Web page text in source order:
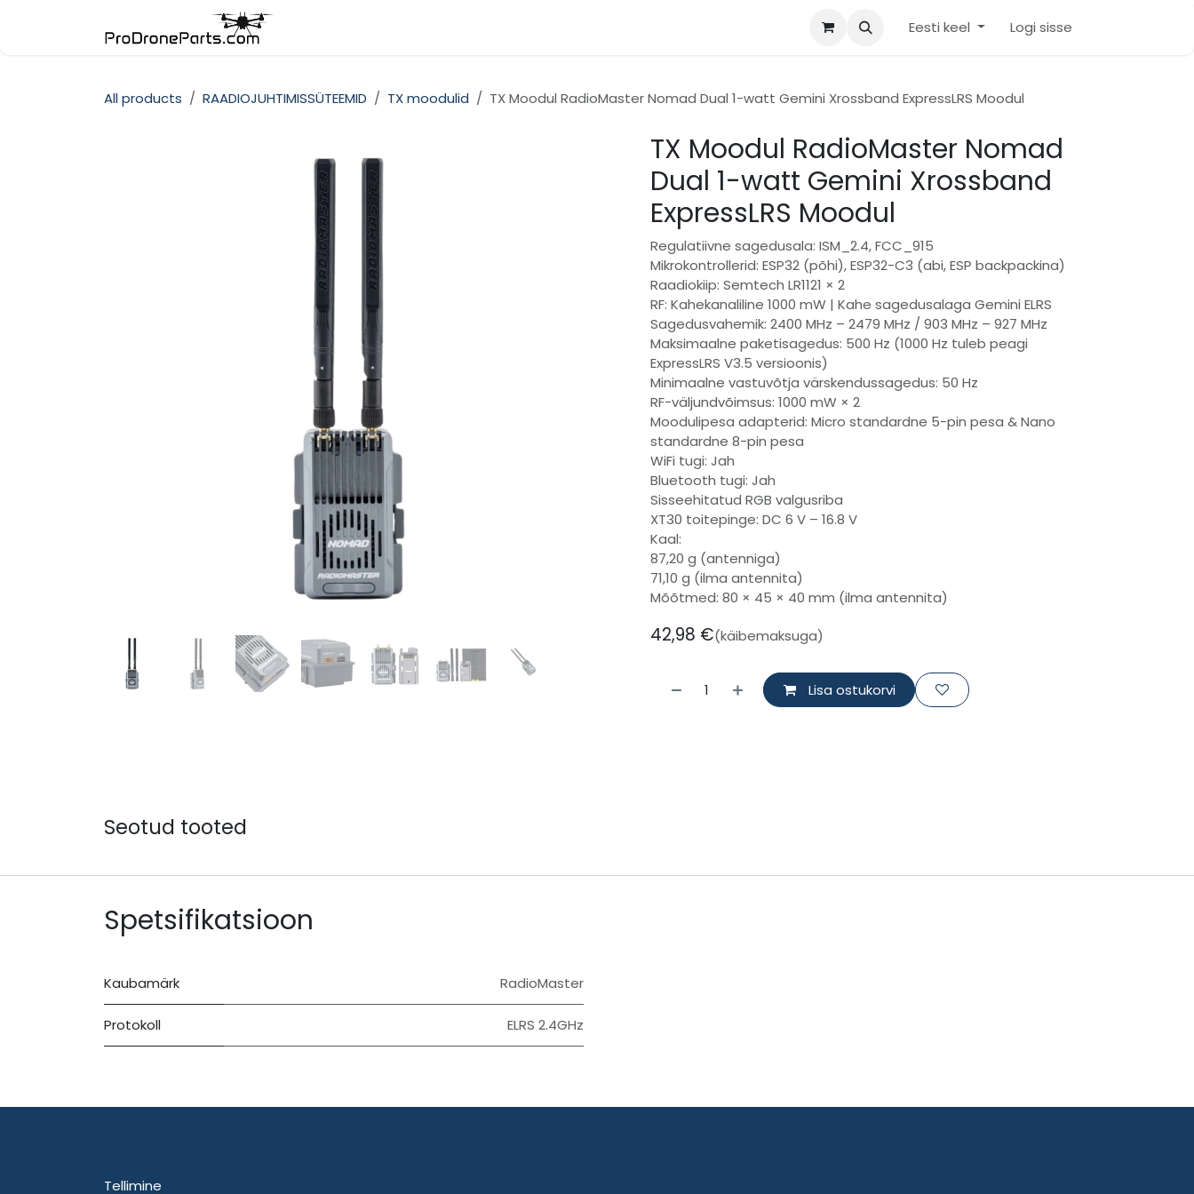
Eesti keel Logi sisse
All products RAADIOJUHTIMISSÜTEEMID TX moodulid TX Moodul RadioMaster Nomad Dual 1-watt Gemini Xrossband ExpressLRS Moodul
TX Moodul RadioMaster Nomad
Dual 1-watt Gemini Xrossband
ExpressLRS Moodul
Regulatiivne sagedusala: ISM_2.4, FCC_915
Mikrokontrollerid: ESP32 (põhi), ESP32-C3 (abi, ESP backpackina)
Raadiokiip: Semtech LR1121 × 2
RF: Kahekanaliline 1000 mW | Kahe sagedusalaga Gemini ELRS
Sagedusvahemik: 2400 MHz – 2479 MHz / 903 MHz – 927 MHz
Maksimaalne paketisagedus: 500 Hz (1000 Hz tuleb peagi
ExpressLRS V3.5 versioonis)
Minimaalne vastuvõtja värskendussagedus: 50 Hz
RF-väljundvõimsus: 1000 mW × 2
Moodulipesa adapterid: Micro standardne 5-pin pesa & Nano
standardne 8-pin pesa
WiFi tugi: Jah
Bluetooth tugi: Jah
Sisseehitatud RGB valgusriba
XT30 toitepinge: DC 6 V – 16.8 V
Kaal:
87,20 g (antenniga)
71,10 g (ilma antennita)
Mõõtmed: 80 × 45 × 40 mm (ilma antennita)
42,98 €(käibemaksuga)
Lisa ostukorvi
Seotud tooted
Spetsifikatsioon
Kaubamärk RadioMaster
Protokoll ELRS 2.4GHz
Tellimine